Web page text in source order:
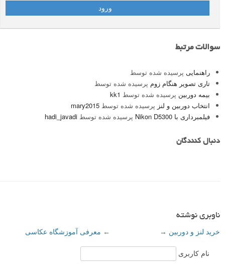
سوالات مرتبط
راهنمایی پرسیده شده توسط
تاری تصویر هنگام زوم پرسیده شده توسط
بیمه دوربین پرسیده شده توسط kk1
انتخاب دوربین و لنز پرسیده شده توسط mary2015
فیلمبرداری با Nikon D5300
پرسیده شده توسط hadi_javadi
دنبال کنندگان
ناوبری نوشته
← معرفی آموزشگاه عکاسی خرید لنز و دوربین →
نام کاربری